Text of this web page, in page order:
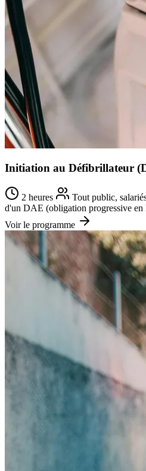
Initiation au Défibrillateur
2 heures
Tout public,
d'un DAE (obligation progressive en
Voir le programme